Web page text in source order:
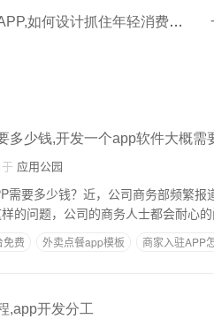
健身门店APP,如何设计抓住年轻消费市场?
多少钱,开发一个app软件大概需
应用公园
需要多少钱？近，公司商务部频繁
遇到这样的问题，公司的商务人士都会
免费 外卖点餐app模板 商家入驻APP
,app开发分工